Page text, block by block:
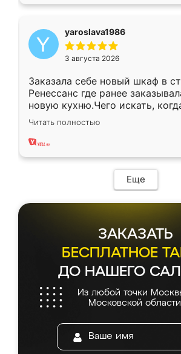
yaroslava1986
3 августа 2026
Заказала себе новый шкаф в
Ренессанс где ранее
новую кухню.Чего искать,
вполне довольна. Служит
два года, нареканий нет.
Читать полностью
Еще
ЗАКАЗАТЬ
БЕСПЛАТНОЕ
ДО НАШЕГО
Из любой точки
Московской